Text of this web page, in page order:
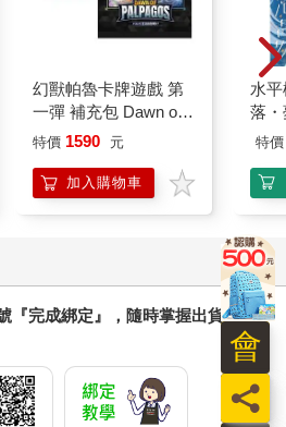
幻獸帕魯卡牌遊戲 第
一彈 補充包 Dawn of
Palpagos（日文版一
特價 1590 元
加入購物車
水
落
特價
『完成綁定』，隨時掌握出貨動
員
會